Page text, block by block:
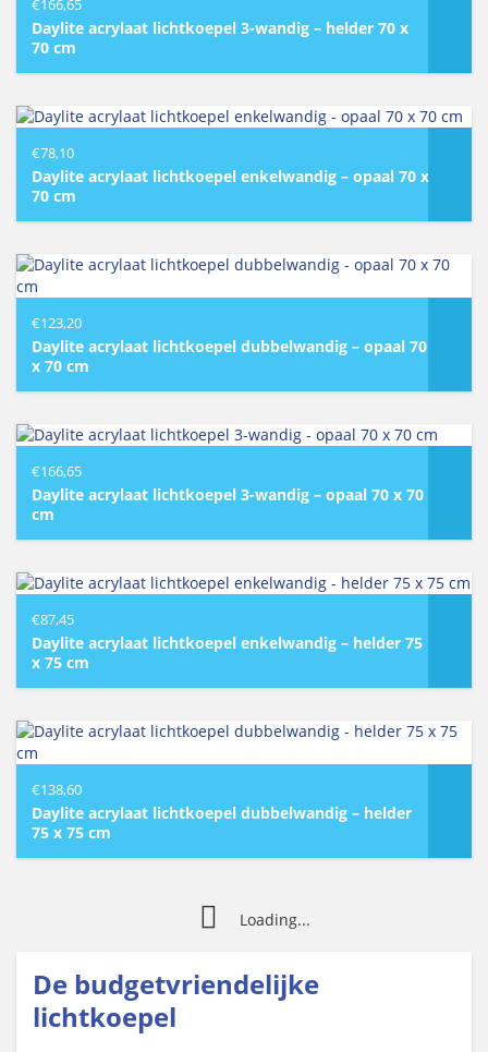
€166,65
Daylite acrylaat lichtkoepel 3-wandig – helder 70 x
70 cm
€78,10
Daylite acrylaat lichtkoepel enkelwandig – opaal 70 x
70 cm
€123,20
Daylite acrylaat lichtkoepel dubbelwandig – opaal 70
x 70 cm
€166,65
Daylite acrylaat lichtkoepel 3-wandig – opaal 70 x 70
cm
€87,45
Daylite acrylaat lichtkoepel enkelwandig – helder 75
x 75 cm
€138,60
Daylite acrylaat lichtkoepel dubbelwandig – helder
75 x 75 cm
Loading...
De budgetvriendelijke
lichtkoepel